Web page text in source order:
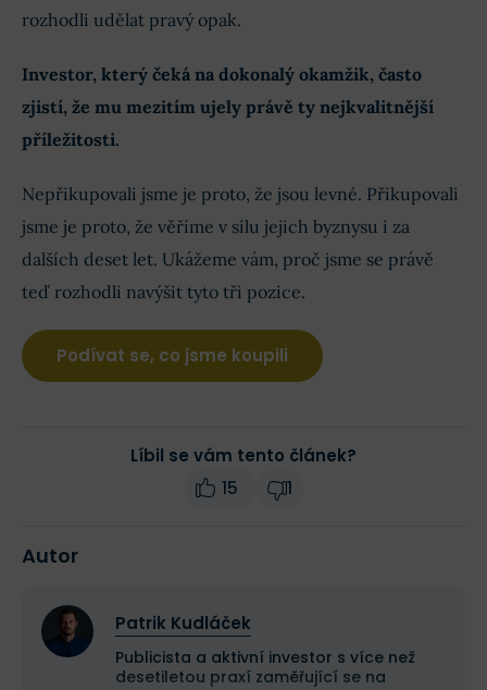
rozhodli udělat pravý opak.
Investor, který čeká na dokonalý okamžik, často
zjistí, že mu mezitím ujely právě ty nejkvalitnější
příležitosti.
Nepřikupovali jsme je proto, že jsou levné. Přikupovali
jsme je proto, že věříme v sílu jejich byznysu i za
dalších deset let. Ukážeme vám, proč jsme se právě
teď rozhodli navýšit tyto tři pozice.
Podívat se, co jsme koupili
Líbil se vám tento článek?
15
1
Autor
Patrik Kudláček
Publicista a aktivní investor s více než
desetiletou praxí zaměřující se na